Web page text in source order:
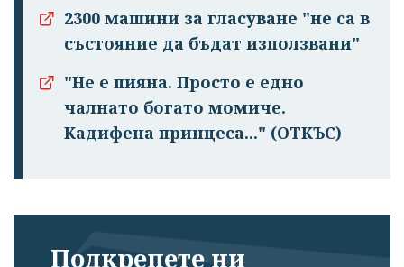
2300 машини за гласуване "не са в
състояние да бъдат използвани"
"Не е пияна. Просто е едно
чалнато бога­то момиче.
Кадифена принцеса..." (ОТКЪС)
Подкрепете ни